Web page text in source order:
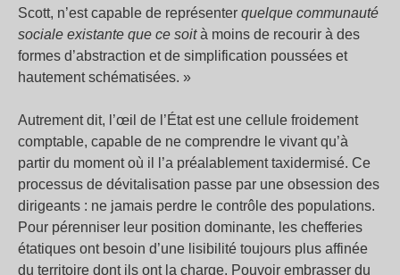
Scott, n’est capable de représenter quelque communauté
sociale existante que ce soità moins de recourir à des
formes d’abstraction et de simplification poussées et
hautement schématisées. »
Autrement dit, l’œil de l’État est une cellule froidement
comptable, capable de ne comprendre le vivant qu’à
partir du moment où il l’a préalablement taxidermisé. Ce
processus de dévitalisation passe par une obsession des
dirigeants : ne jamais perdre le contrôle des populations.
Pour pérenniser leur position dominante, les chefferies
étatiques ont besoin d’une lisibilité toujours plus affinée
du territoire dont ils ont la charge. Pouvoir embrasser du